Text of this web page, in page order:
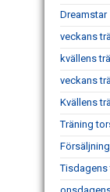
Dreamstar
veckans
kvällens
veckans
Kvällens
Träning
Tisdagens